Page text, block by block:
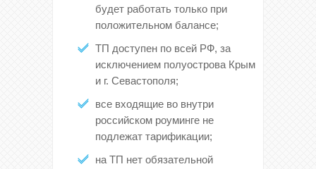
будет работать только при
положительном балансе;
ТП доступен по всей РФ, за
исключением полуострова Крым
и г. Севастополя;
все входящие во внутри
российском роуминге не
подлежат тарификации;
на ТП нет обязательной